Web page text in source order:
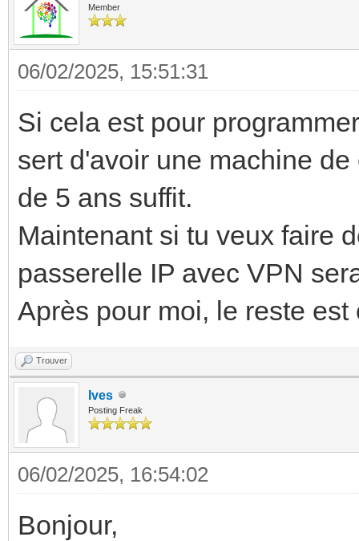
Member
06/02/2025, 15:51:31
Si cela est pour
sert d'avoir une machine
de 5 ans suffit.
Maintenant si tu veux faire
passerelle IP avec VPN
Après pour moi, le reste est
Trouver
Ives
Posting Freak
06/02/2025, 16:54:02
Bonjour,